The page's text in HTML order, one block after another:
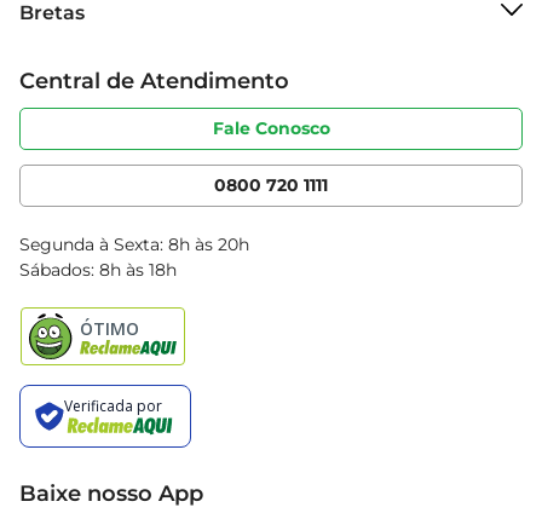
Grupo Cencosud
Sobre privacidade
Portal do fornecedor
Cencosud Media
Bretas
Produtos Bretas
Código de ética
Serviços
Clube Bretas
Blog Bretas
Black Friday
Central de Atendimento
Fale Conosco
0800 720 1111
Segunda à Sexta: 8h às 20h
Sábados: 8h às 18h
Baixe nosso App